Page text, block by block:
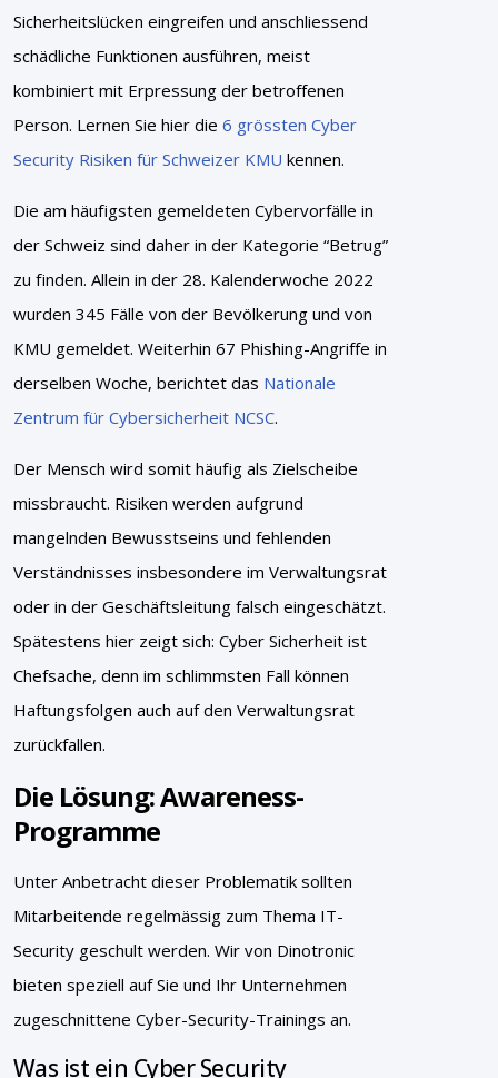
Sicherheitslücken eingreifen und anschliessend
schädliche Funktionen ausführen, meist
kombiniert mit Erpressung der betroffenen
Person. Lernen Sie hier die 6 grössten Cyber
Security Risiken für Schweizer KMU kennen.
Die am häufigsten gemeldeten Cybervorfälle in
der Schweiz sind daher in der Kategorie “Betrug”
zu finden. Allein in der 28. Kalenderwoche 2022
wurden 345 Fälle von der Bevölkerung und von
KMU gemeldet. Weiterhin 67 Phishing-Angriffe in
derselben Woche, berichtet das Nationale
Zentrum für Cybersicherheit NCSC.
Der Mensch wird somit häufig als Zielscheibe
missbraucht. Risiken werden aufgrund
mangelnden Bewusstseins und fehlenden
Verständnisses insbesondere im Verwaltungsrat
oder in der Geschäftsleitung falsch eingeschätzt.
Spätestens hier zeigt sich: Cyber Sicherheit ist
Chefsache, denn im schlimmsten Fall können
Haftungsfolgen auch auf den Verwaltungsrat
zurückfallen.
Die Lösung: Awareness-
Programme
Unter Anbetracht dieser Problematik sollten
Mitarbeitende regelmässig zum Thema IT-
Security geschult werden. Wir von Dinotronic
bieten speziell auf Sie und Ihr Unternehmen
zugeschnittene Cyber-Security-Trainings an.
Was ist ein Cyber Security